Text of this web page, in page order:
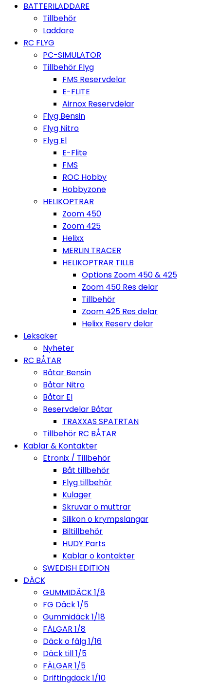
BATTERILADDARE
Tillbehör
Laddare
RC FLYG
PC-SIMULATOR
Tillbehör Flyg
FMS Reservdelar
E-FLITE
Airnox Reservdelar
Flyg Bensin
Flyg Nitro
Flyg El
E-Flite
FMS
ROC Hobby
Hobbyzone
HELIKOPTRAR
Zoom 450
Zoom 425
Helixx
MERLIN TRACER
HELIKOPTRAR TILLB
Options Zoom 450 & 425
Zoom 450 Res delar
Tillbehör
Zoom 425 Res delar
Helixx Reserv delar
Leksaker
Nyheter
RC BÅTAR
Båtar Bensin
Båtar Nitro
Båtar El
Reservdelar Båtar
TRAXXAS SPATRTAN
Tillbehör RC BÅTAR
Kablar & Kontakter
Etronix / Tillbehör
Båt tillbehör
Flyg tillbehör
Kulager
Skruvar o muttrar
Silikon o krympslangar
Biltillbehör
HUDY Parts
Kablar o kontakter
SWEDISH EDITION
DÄCK
GUMMIDÄCK 1/8
FG Däck 1/5
Gummidäck 1/18
FÄLGAR 1/8
Däck o fälg 1/16
Däck till 1/5
FÄLGAR 1/5
Driftingdäck 1/10